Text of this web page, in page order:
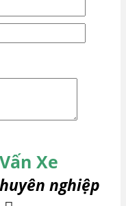
Xe
nghiệp